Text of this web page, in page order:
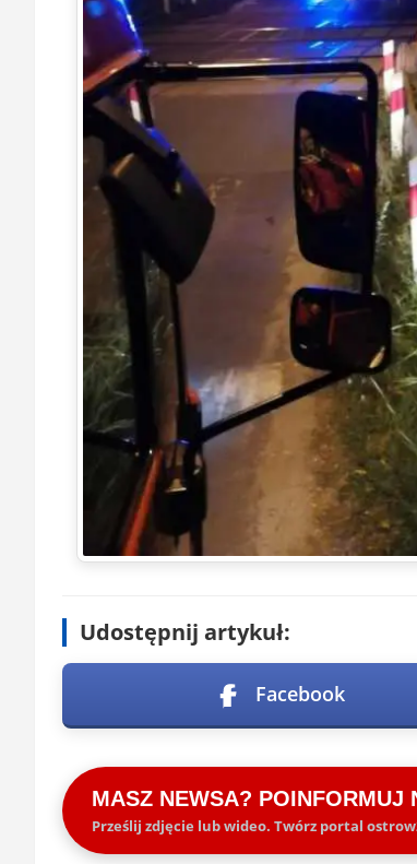
Udostępnij artykuł:
Facebook
MASZ NEWSA? POINFORMUJ
Prześlij zdjęcie lub wideo. Twórz portal